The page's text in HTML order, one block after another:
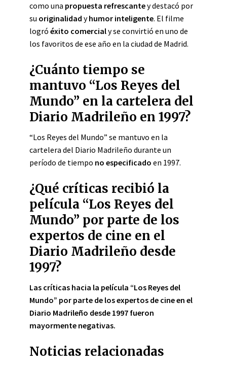
como una propuesta refrescantey destacó por
su originalidad yhumor inteligente. El filme
logró éxito comercialy se convirtió en uno de
los favoritos de ese año en la ciudad de Madrid.
¿Cuánto tiempo se
mantuvo “Los Reyes del
Mundo” en la cartelera del
Diario Madrileño en 1997?
“Los Reyes del Mundo” se mantuvo en la
cartelera del Diario Madrileño durante un
período de tiempo no especificado en 1997.
¿Qué críticas recibió la
película “Los Reyes del
Mundo” por parte de los
expertos de cine en el
Diario Madrileño desde
1997?
Las críticas hacia la película “Los Reyes del
Mundo” por parte de los expertos de cine en el
Diario Madrileño desde 1997 fueron
mayormente negativas.
Noticias relacionadas